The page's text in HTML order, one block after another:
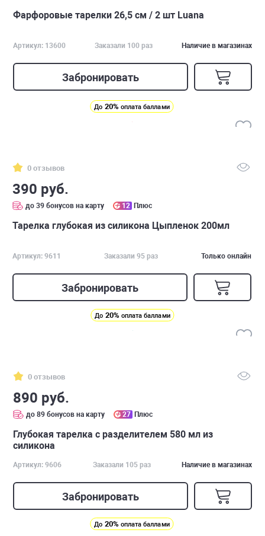
Фарфоровые тарелки 26,5 см / 2 шт Luana
Артикул: 13600 Заказали 100 раз Наличие в магазинах
Забронировать
До 20% оплата баллами
0 отзывов
390 руб.
до 39 бонусов на карту 12 Плюс
Тарелка глубокая из силикона Цыпленок 200мл
Артикул: 9611 Заказали 95 раз Только онлайн
Забронировать
До 20% оплата баллами
0 отзывов
890 руб.
до 89 бонусов на карту 27 Плюс
Глубокая тарелка c разделителем 580 мл из
силикона
Артикул: 9606 Заказали 105 раз Наличие в магазинах
Забронировать
До 20% оплата баллами